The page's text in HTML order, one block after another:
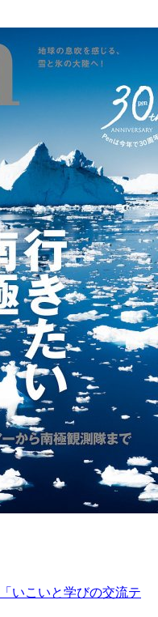
いこいと学びの交流テ